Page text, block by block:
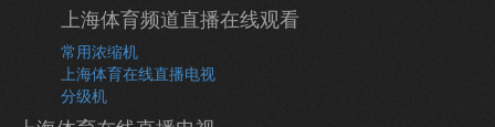
上海体育频道直播在线观看
常用浓缩机
上海体育在线直播电视
分级机